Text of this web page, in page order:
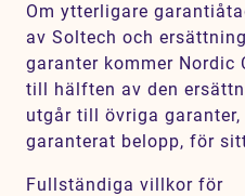
Om ytterligare
av Soltech och
garanter kommer
till hälften av den
utgår till övriga
garanterat belopp, för
Fullständiga villkor för